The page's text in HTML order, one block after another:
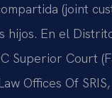
(joint
hijos. En el
Superior Court
Offices Of